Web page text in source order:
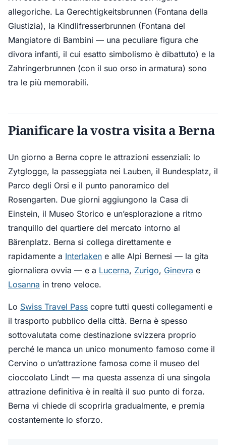
allegoriche. La Gerechtigkeitsbrunnen (Fontana della
Giustizia), la Kindlifresserbrunnen (Fontana del
Mangiatore di Bambini — una peculiare figura che
divora infanti, il cui esatto simbolismo è dibattuto) e la
Zahringerbrunnen (con il suo orso in armatura) sono
tra le più memorabili.
Pianificare la vostra visita a Berna
Un giorno a Berna copre le attrazioni essenziali: lo
Zytglogge, la passeggiata nei Lauben, il Bundesplatz, il
Parco degli Orsi e il punto panoramico del
Rosengarten. Due giorni aggiungono la Casa di
Einstein, il Museo Storico e un’esplorazione a ritmo
tranquillo del quartiere del mercato intorno al
Bärenplatz. Berna si collega direttamente e
rapidamente a Interlaken e alle Alpi Bernesi — la gita
giornaliera ovvia — e a Lucerna, Zurigo, Ginevra e
Losanna in treno veloce.
Lo Swiss Travel Pass copre tutti questi collegamenti e
il trasporto pubblico della città. Berna è spesso
sottovalutata come destinazione svizzera proprio
perché le manca un unico monumento famoso come il
Cervino o un’attrazione famosa come il museo del
cioccolato Lindt — ma questa assenza di una singola
attrazione definitiva è in realtà il suo punto di forza.
Berna vi chiede di scoprirla gradualmente, e premia
costantemente lo sforzo.